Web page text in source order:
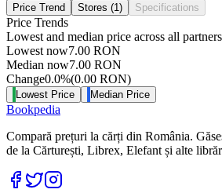
Price Trend Stores (1) Specifications
Price Trends
Lowest and median price across all
Lowest now7.00 RON
Median now7.00 RON
Change0.0%(0.00 RON)
Lowest Price Median Price
Bookpedia
Compară prețuri la cărți din România.
de la Cărturești, Librex, Elefant și alte
Facebook
Twitter